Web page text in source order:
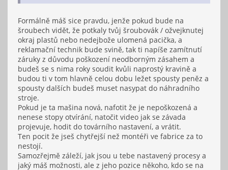
Formálně máš sice pravdu, jenže pokud bude na
šroubech vidět, že potkaly tvůj šroubovák / ožvejknutej
okraj plastů nebo nedejbože ulomená pacička, a
reklamační technik bude svině, tak ti napíše zamítnutí
záruky z důvodu poškození neodborným zásahem a
budeš se s nima roky soudit kvůli naprostý kravině a
budou ti v tom hlavně celou dobu ležet spousty peněz a
spousty dalších budeš muset nasypat do náhradního
stroje.
Pokud je ta mašina nová, nafotit že je nepoškozená a
nenese stopy otvírání, natočit video jak se závada
projevuje, hodit do továrního nastavení, a vrátit.
Ten pocit že jseš chytřejší než montéři ve fabrice za to
nestojí.
Samozřejmě záleží, jak jsou u tebe nastavený procesy a
jaký máš možnosti, ale z jeho pozice někoho, kdo se na